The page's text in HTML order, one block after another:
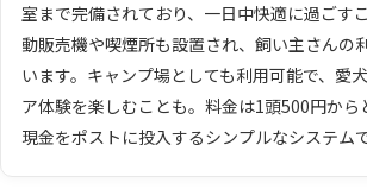
室まで完備されており、一日中快適に過ごす
動販売機や喫煙所も設置され、飼い主さんの
います。キャンプ場としても利用可能で、愛
ア体験を楽しむことも。料金は1頭500円から
現金をポストに投入するシンプルなシステムで